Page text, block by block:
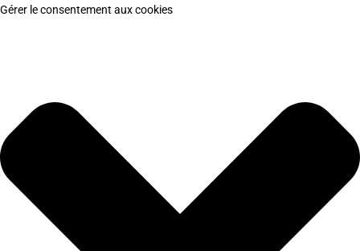
Gérer le consentement aux cookies